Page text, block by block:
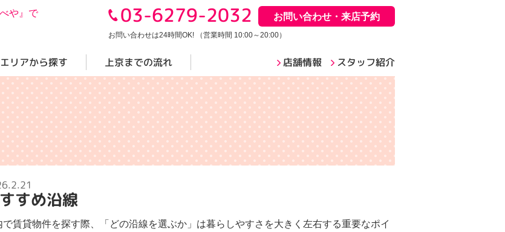
や』で
03-6279-2032 お問い合わせ・来店予約
お問い合わせは24時間OK! （営業時間 10:00～20:00）
リアから探す 上京までの流れ 店舗情報 スタッフ紹介
すめ沿線
で賃貸物件を探す際、「どの沿線を選ぶか」は暮らしやすさを大きく左右する重要なポイ